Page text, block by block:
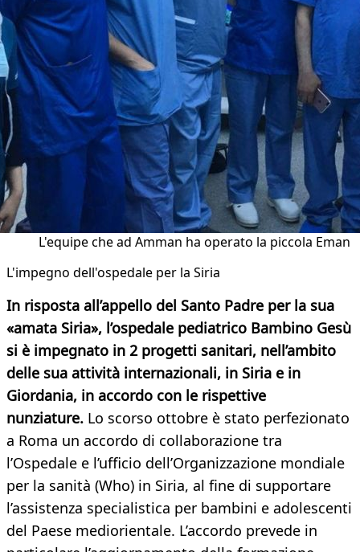
L'equipe che ad Amman ha operato la piccola Eman
L'impegno dell'ospedale per la Siria
In risposta all’appello del Santo Padre per la sua
«amata Siria», l’ospedale pediatrico Bambino Gesù
si è impegnato in 2 progetti sanitari, nell’ambito
delle sua attività internazionali, in Siria e in
Giordania, in accordo con le rispettive
nunziature. Lo scorso ottobre è stato perfezionato
a Roma un accordo di collaborazione tra
l’Ospedale e l’ufficio dell’Organizzazione mondiale
per la sanità (Who) in Siria, al fine di supportare
l’assistenza specialistica per bambini e adolescenti
del Paese mediorientale. L’accordo prevede in